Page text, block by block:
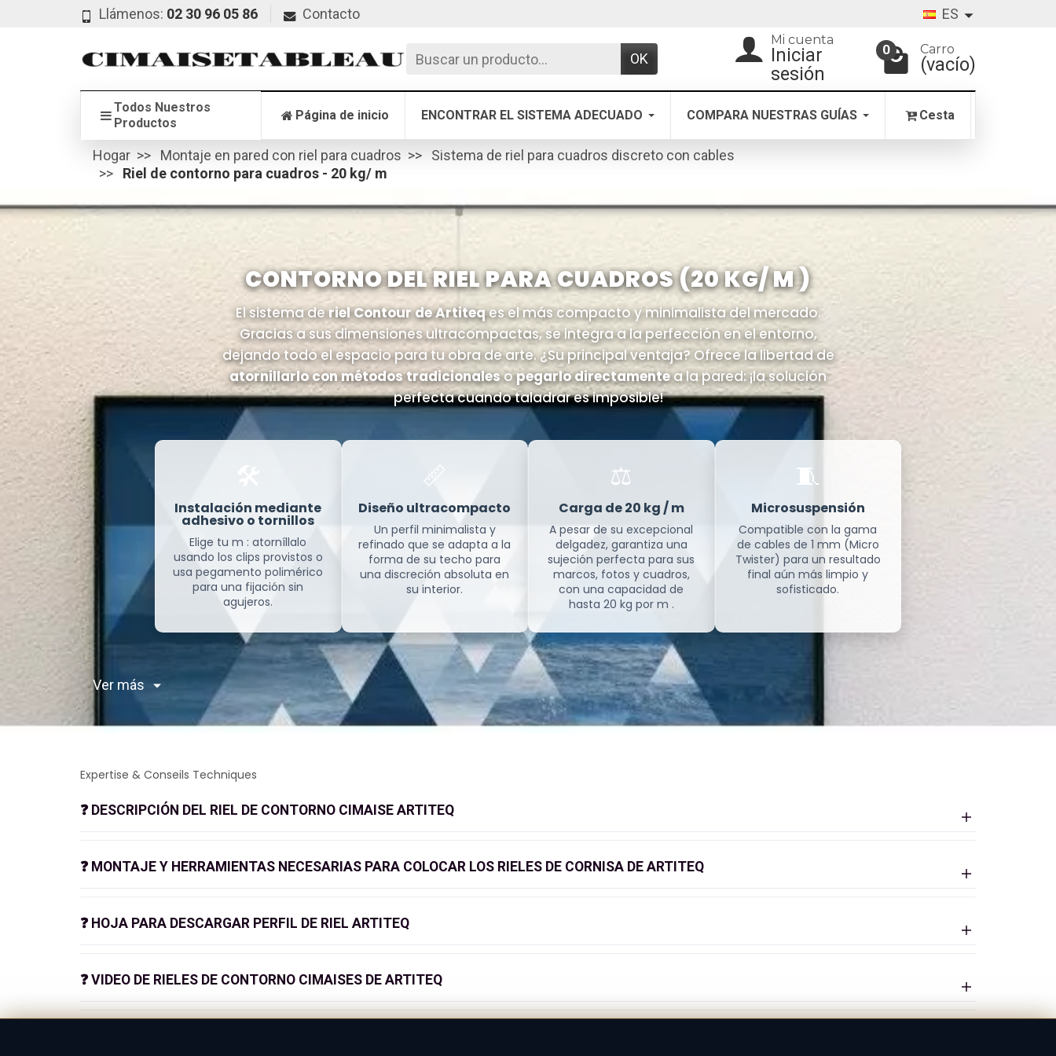
Llámenos: 02 30 96 05 86 Contacto ES
OK
Mi cuenta
Iniciar
sesión
0 Carro
(vacío)
Todos Nuestros
Productos
Página de inicio ENCONTRAR EL SISTEMA ADECUADO COMPARA NUESTRAS GUÍAS Cesta
Hogar Montaje en pared con riel para cuadros
Sistema de riel para cuadros discreto con cables
Riel de contorno para cuadros - 20 kg/ m
CONTORNO DEL RIEL PARA CUADROS (20 KG/ M )
El sistema deriel Contour de Artiteqes el más compacto y minimalista del mercado.
Gracias a sus dimensiones ultracompactas, se integra a la perfección en el entorno,
dejando todo el espacio para tu obra de arte. ¿Su principal ventaja? Ofrece la libertad de
atornillarlo con métodos tradicionalesopegarlo directamentea la pared: ¡la solución
perfecta cuando taladrar es imposible!
Instalación mediante
adhesivo o tornillos
Elige tu m : atorníllalo
usando los clips provistos o
usa pegamento polimérico
para una fijación sin
agujeros.
📏
Diseño ultracompacto
Un perfil minimalista y
refinado que se adapta a la
forma de su techo para
una discreción absoluta en
su interior.
⚖️
Carga de 20 kg / m
A pesar de su excepcional
delgadez, garantiza una
sujeción perfecta para sus
marcos, fotos y cuadros,
con una capacidad de
hasta 20 kg por m .
🧵
Microsuspensión
Compatible con la gama
de cables de 1 mm (Micro
Twister) para un resultado
final aún más limpio y
sofisticado.
Ver más
Expertise & Conseils Techniques
❓ DESCRIPCIÓN DEL RIEL DE CONTORNO CIMAISE ARTITEQ
❓ MONTAJE Y HERRAMIENTAS NECESARIAS PARA COLOCAR LOS RIELES DE CORNISA DE ARTITEQ
❓ HOJA PARA DESCARGAR PERFIL DE RIEL ARTITEQ
❓ VIDEO DE RIELES DE CONTORNO CIMAISES DE ARTITEQ